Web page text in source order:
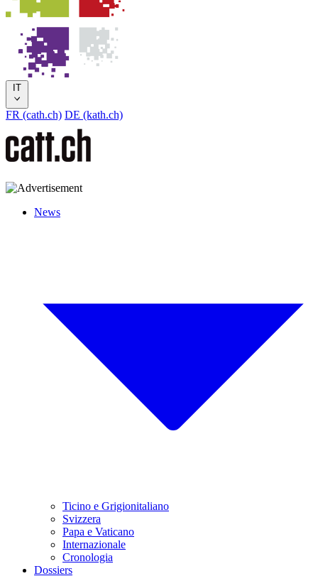
IT
FR (cath.ch) DE (kath.ch)
News
Ticino e Grigionitaliano
Svizzera
Papa e Vaticano
Internazionale
Cronologia
Dossiers